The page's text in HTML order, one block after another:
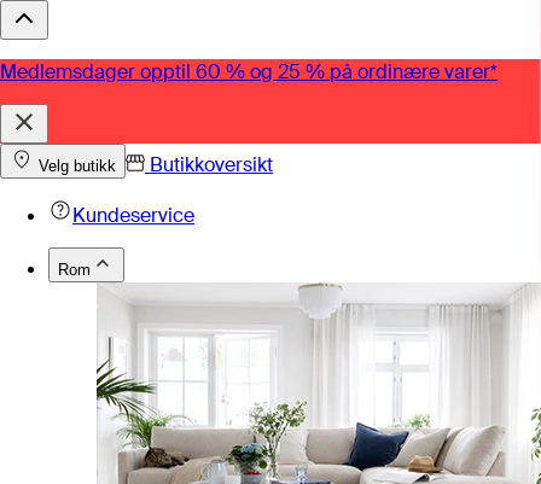
Medlemsdager opptil 60 % og 25 % på ordinære varer*
Velg butikk
Butikkoversikt
Kundeservice
Rom